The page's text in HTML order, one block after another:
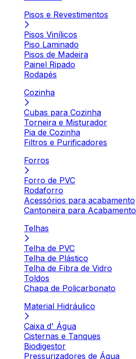
Pisos e Revestimentos
Pisos Vinílicos
Piso Laminado
Pisos de Madeira
Painel Ripado
Rodapés
Cozinha
Cubas para Cozinha
Torneira e Misturador
Pia de Cozinha
Filtros e Purificadores
Forros
Forro de PVC
Rodaforro
Acessórios para acabamento
Cantoneira para Acabamento
Telhas
Telha de PVC
Telha de Plástico
Telha de Fibra de Vidro
Toldos
Chapa de Policarbonato
Material Hidráulico
Caixa d' Água
Cisternas e Tanques
Biodigestor
Pressurizadores de Água